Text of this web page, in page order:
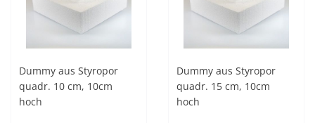
Dummy aus Styropor
quadr. 10 cm, 10cm
hoch
Dummy aus Styropor
quadr. 15 cm, 10cm
hoch